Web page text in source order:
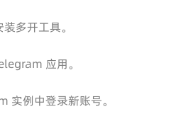
多开工具。
应用。
实例中登录新账号。